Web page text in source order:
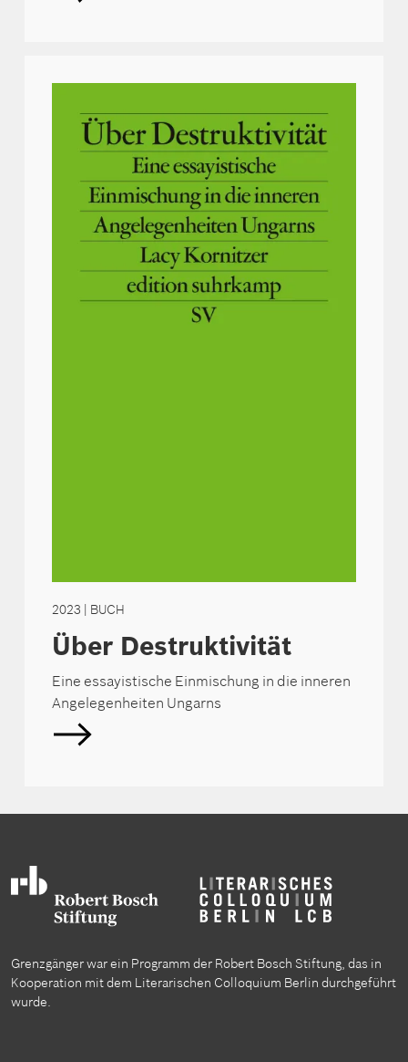
2023 | BUCH
Über Destruktivität
Eine essayistische Einmischung in die inneren
Angelegenheiten Ungarns
Grenzgänger war ein Programm der Robert Bosch Stiftung, das in
Kooperation mit dem Literarischen Colloquium Berlin durchgeführt
wurde.